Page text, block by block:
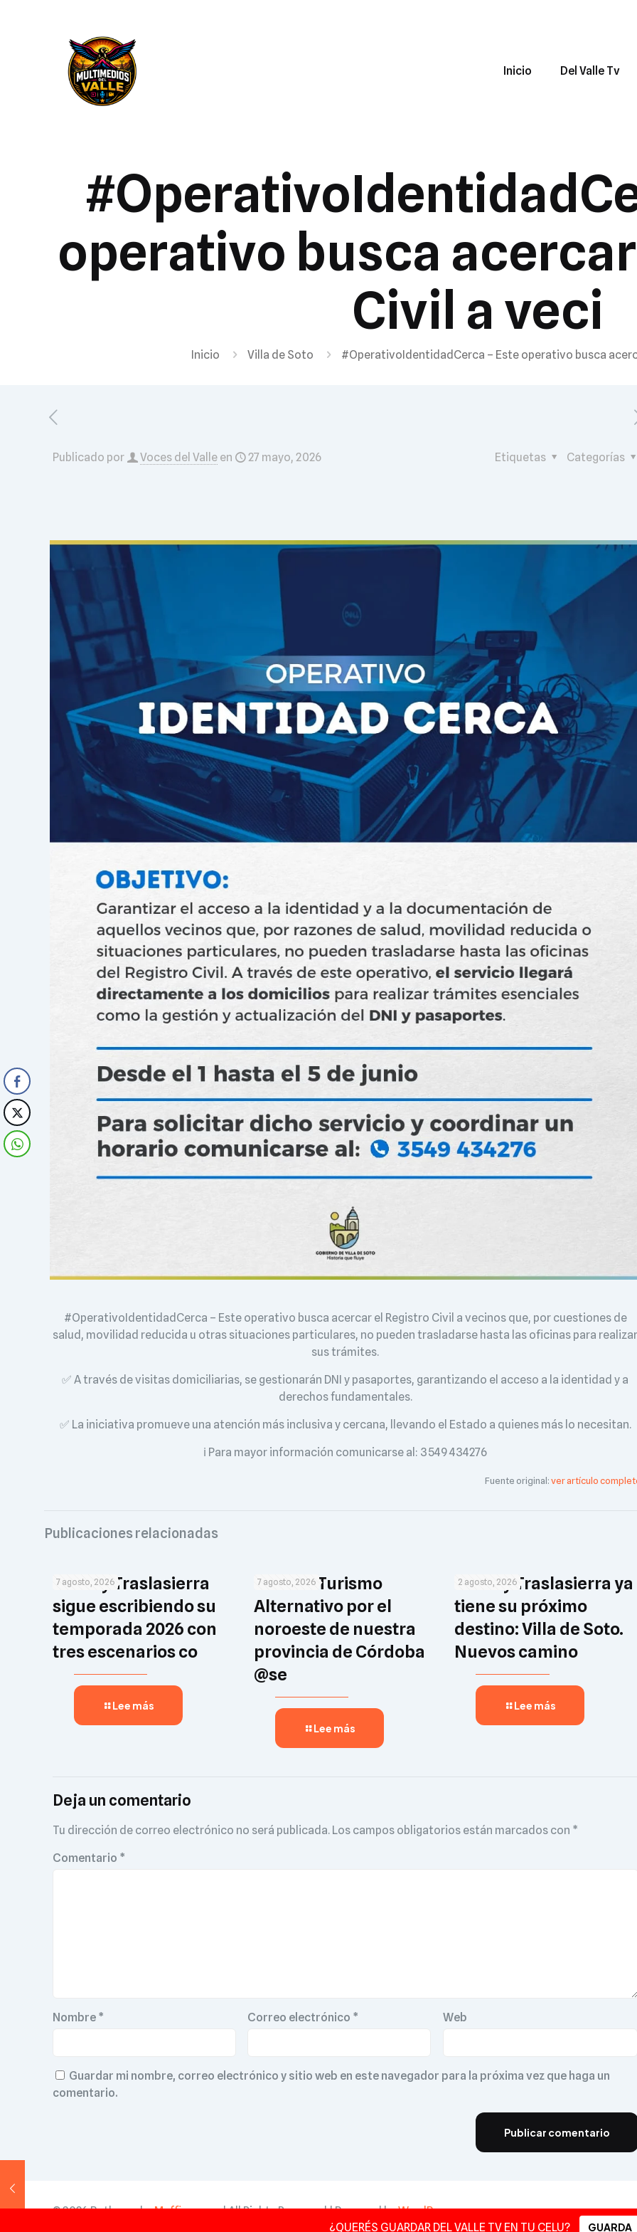
Inicio Del Valle Tv
operativo busca
Civil a veci
Inicio Villa de Soto #OperativoIdentidadCerca – Este operativo busca
Publicado por Voces del Valle en 27 mayo, 2026 Categorías
Etiquetas
#OperativoIdentidadCerca – Este operativo busca acercar el Registro Civil a vecinos que, por cuestiones de
salud, movilidad reducida u otras situaciones particulares, no pueden trasladarse hasta las oficinas para
sus trámites.
✅ A través de visitas domiciliarias, se gestionarán DNI y pasaportes, garantizando el acceso a la identidad y a
derechos fundamentales.
✅ La iniciativa promueve una atención más inclusiva y cercana, llevando el Estado a quienes más lo necesitan.
ℹ️ Para mayor información comunicarse al: 3549 434276
Fuente original:ver artículo
Publicaciones relacionadas
7 agosto, 2026
El Rally Traslasierra
sigue escribiendo su
temporada 2026 con
tres escenarios co
Lee más
7 agosto, 2026
Guia de Turismo
Alternativo por el
noroeste de nuestra
provincia de Córdoba
@se
Lee más
2 agosto, 2026
El Rally Traslasierra ya
tiene su próximo
destino: Villa de Soto.
Nuevos camino
Lee más
Deja un comentario
Tu dirección de correo electrónico no será publicada. Los campos obligatorios están marcados con *
Comentario *
Nombre * Correo electrónico * Web
Guardar mi nombre, correo electrónico y sitio web en este navegador para la próxima vez que haga un
comentario.
© 2026 Betheme byMuffin group| All Rights Reserved | Powered byWordPress
¿QUERÉS GUARDAR DEL VALLE TV EN TU CELU?
GUARDA